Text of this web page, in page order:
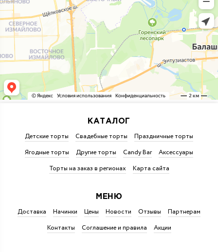
КАТАЛОГ
Детские торты Свадебные торты
Праздничные торты
Ягодные торты
Другие торты Candy Bar
Аксессуары
Торты на заказ в регионах
Карта сайта
МЕНЮ
Доставка Начинки Цены Новости Отзывы
Партнерам
Контакты
Соглашение и правила Акции